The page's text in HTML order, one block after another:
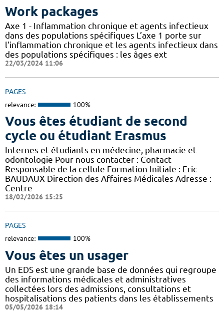
Work packages
Axe 1 - Inflammation chronique et agents infectieux
dans des populations spécifiques L’axe 1 porte sur
l'inflammation chronique et les agents infectieux dans
des populations spécifiques : les âges ext
22/03/2024 11:06
PAGES
relevance: 100%
Vous êtes étudiant de second
cycle ou étudiant Erasmus
Internes et étudiants en médecine, pharmacie et
odontologie Pour nous contacter : Contact
Responsable de la cellule Formation Initiale : Eric
BAUDAUX Direction des Affaires Médicales Adresse :
Centre
18/02/2026 15:25
PAGES
relevance: 100%
Vous êtes un usager
Un EDS est une grande base de données qui regroupe
des informations médicales et administratives
collectées lors des admissions, consultations et
hospitalisations des patients dans les établissements
05/05/2026 18:14